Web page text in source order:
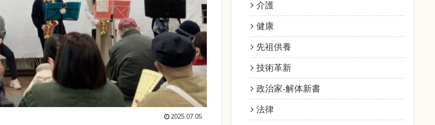
2025.07.05
介護
健康
先祖供養
技術革新
政治家‐解体新書
法律